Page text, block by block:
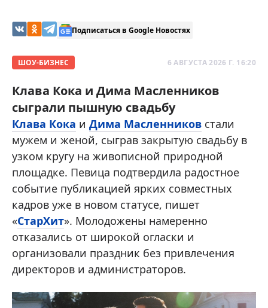
Подписаться в Google Новостях
ШОУ-БИЗНЕС 6 АВГУСТА 2026 Г. 16:20
Клава Кока и Дима Масленников
сыграли пышную свадьбу
Клава Кока и Дима Масленников стали
мужем и женой, сыграв закрытую свадьбу в
узком кругу на живописной природной
площадке. Певица подтвердила радостное
событие публикацией ярких совместных
кадров уже в новом статусе, пишет
«СтарХит». Молодожены намеренно
отказались от широкой огласки и
организовали праздник без привлечения
директоров и администраторов.